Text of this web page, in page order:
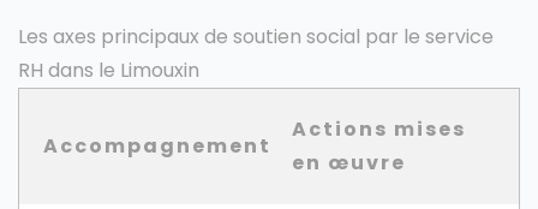
Les axes principaux de soutien social par le service
RH dans le Limouxin
Accompagnement
Actions mises
en œuvre